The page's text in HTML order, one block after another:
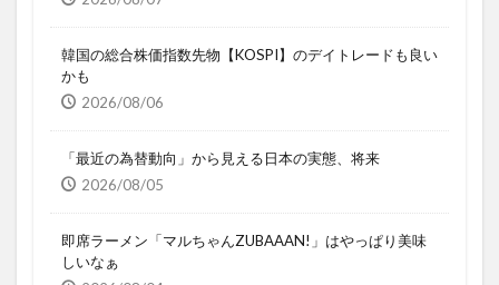
韓国の総合株価指数先物【KOSPI】のデイトレードも良い
かも
2026/08/06
「最近の為替動向」から見える日本の実態、将来
2026/08/05
即席ラーメン「マルちゃんZUBAAAN!」はやっぱり美味
しいなぁ